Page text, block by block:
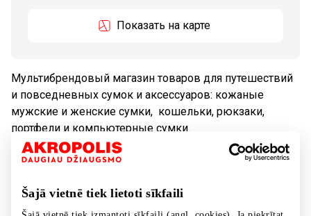
Šajā vietnē tiek lietoti sīkfaili
Показать на карте
Мультибрендовый магазин товаров для путешествий
и повседневных сумок и аксессуаров: кожаные
мужские и женские сумки, кошельки, рюкзаки,
портфели и компьютерные сумки.